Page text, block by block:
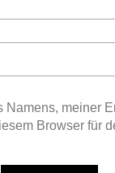
Namens, meiner
Browser für